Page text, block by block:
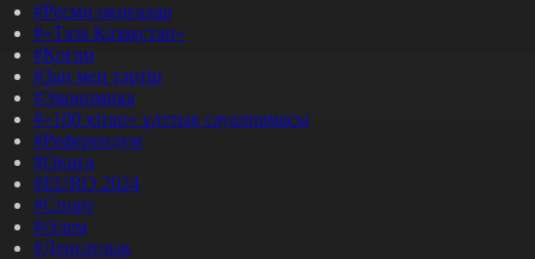
#Ресми оқиғалар
#«Таза Қазақстан»
#Қоғам
#Заң мен тәртіп
#Экономика
#«100 кітап» ұлттық сауалнамасы
#Референдум
#Оқиға
#EURO 2024
#Спорт
#Әлем
#Денсаулық